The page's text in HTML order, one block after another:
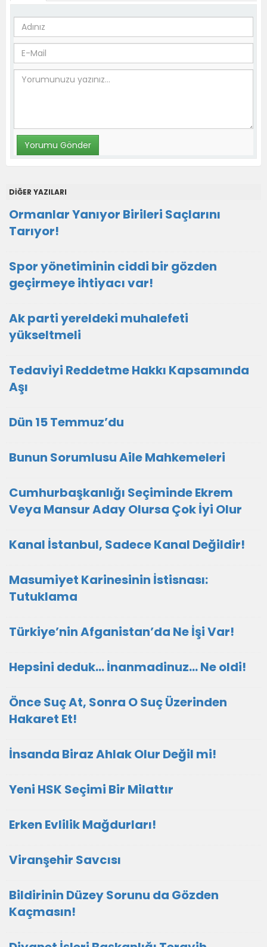
DİĞER YAZILARI
Ormanlar Yanıyor Birileri Saçlarını
Tarıyor!
Spor yönetiminin ciddi bir gözden
geçirmeye ihtiyacı var!
Ak parti yereldeki muhalefeti
yükseltmeli
Tedaviyi Reddetme Hakkı Kapsamında
Aşı
Dün 15 Temmuz’du
Bunun Sorumlusu Aile Mahkemeleri
Cumhurbaşkanlığı Seçiminde Ekrem
Veya Mansur Aday Olursa Çok İyi Olur
Kanal İstanbul, Sadece Kanal Değildir!
Masumiyet Karinesinin İstisnası:
Tutuklama
Türkiye’nin Afganistan’da Ne İşi Var!
Hepsini deduk... İnanmadinuz... Ne oldi!
Önce Suç At, Sonra O Suç Üzerinden
Hakaret Et!
İnsanda Biraz Ahlak Olur Değil mi!
Yeni HSK Seçimi Bir Milattır
Erken Evlilik Mağdurları!
Viranşehir Savcısı
Bildirinin Düzey Sorunu da Gözden
Kaçmasın!